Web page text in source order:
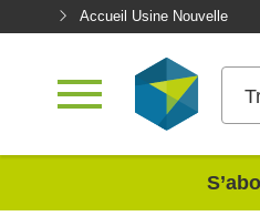
Accueil Usine Nouvelle